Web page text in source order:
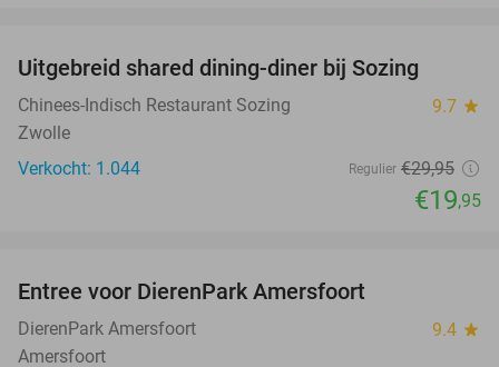
Uitgebreid shared dining-diner bij Sozing
Chinees-Indisch Restaurant Sozing 9.7 star
Zwolle
Verkocht: 1.044
Regulier €29,95
€19,95
Entree voor DierenPark Amersfoort
DierenPark Amersfoort 9.4 star
Amersfoort